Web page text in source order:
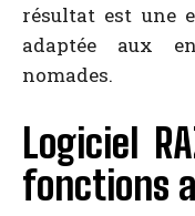
résultat est une
adaptée aux
nomades.
Logiciel
fonctions